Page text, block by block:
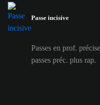
Passe incisive
Passes en prof.
passes préc. plus rap.